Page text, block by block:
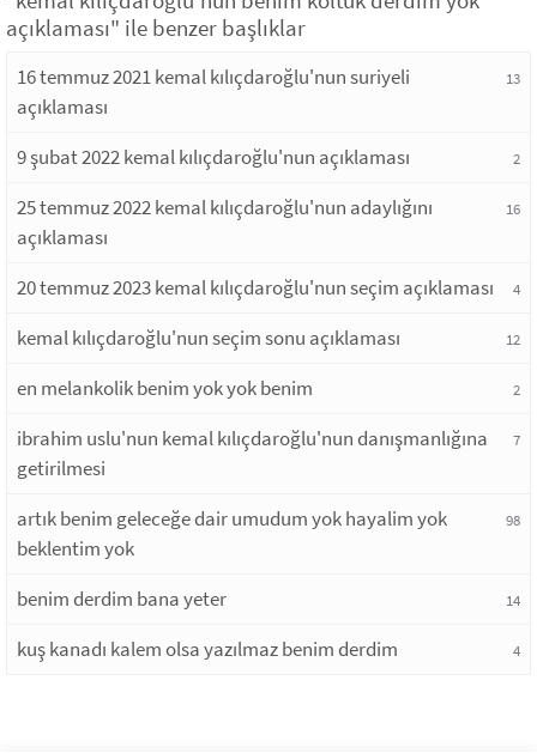
açıklaması" ile benzer başlıklar
16 temmuz 2021 kemal kılıçdaroğlu'nun suriyeli
açıklaması
13
9 şubat 2022 kemal kılıçdaroğlu'nun açıklaması 2
25 temmuz 2022 kemal kılıçdaroğlu'nun adaylığını
açıklaması
16
20 temmuz 2023 kemal kılıçdaroğlu'nun seçim açıklaması 4
kemal kılıçdaroğlu'nun seçim sonu açıklaması 12
en melankolik benim yok yok benim 2
ibrahim uslu'nun kemal kılıçdaroğlu'nun danışmanlığına
getirilmesi
7
artık benim geleceğe dair umudum yok hayalim yok
beklentim yok
98
benim derdim bana yeter 14
kuş kanadı kalem olsa yazılmaz benim derdim 4